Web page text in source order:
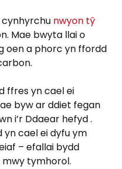
cynhyrchu nwyon tŷ
Mae bwyta llai o
oen a phorc yn ffordd
ffres yn cael ei
byw ar ddiet fegan
i’r Ddaear hefyd .
yn cael ei dyfu ym
– efallai bydd
tymhorol.